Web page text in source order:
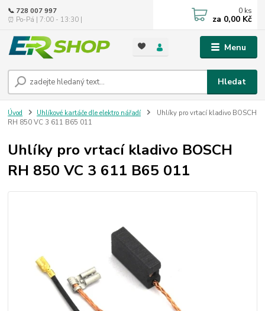
Menu
Hledat
📞 728 007 997
⏰ Po-Pá | 7:00 - 13:30 |
0 ks
za 0,00 Kč
Úvod Uhlíkové kartáče dle elektro nářadí
Uhlíky pro vrtací kladivo BOSCH
RH 850 VC 3 611 B65 011
Uhlíky pro vrtací kladivo BOSCH
RH 850 VC 3 611 B65 011